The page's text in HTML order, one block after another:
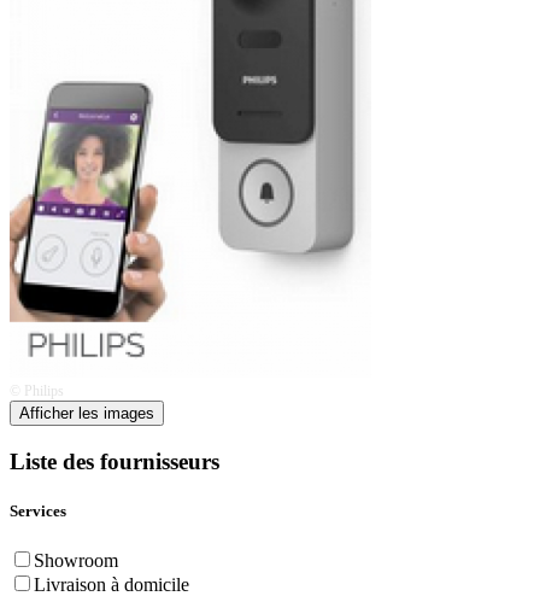
© Philips
Afficher les images
Liste des fournisseurs
Services
Showroom
Livraison à domicile